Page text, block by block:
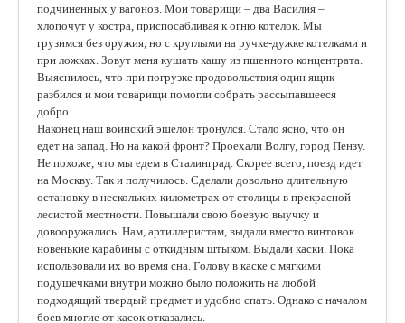
подчиненных у вагонов. Мои товарищи – два Василия –
хлопочут у костра, приспосабливая к огню котелок. Мы
грузимся без оружия, но с круглыми на ручке-дужке котелками и
при ложках. Зовут меня кушать кашу из пшенного концентрата.
Выяснилось, что при погрузке продовольствия один ящик
разбился и мои товарищи помогли собрать рассыпавшееся
добро.
Наконец наш воинский эшелон тронулся. Стало ясно, что он
едет на запад. Но на какой фронт? Проехали Волгу, город Пензу.
Не похоже, что мы едем в Сталинград. Скорее всего, поезд идет
на Москву. Так и получилось. Сделали довольно длительную
остановку в нескольких километрах от столицы в прекрасной
лесистой местности. Повышали свою боевую выучку и
довооружались. Нам, артиллеристам, выдали вместо винтовок
новенькие карабины с откидным штыком. Выдали каски. Пока
использовали их во время сна. Голову в каске с мягкими
подушечками внутри можно было положить на любой
подходящий твердый предмет и удобно спать. Однако с началом
боев многие от касок отказались.